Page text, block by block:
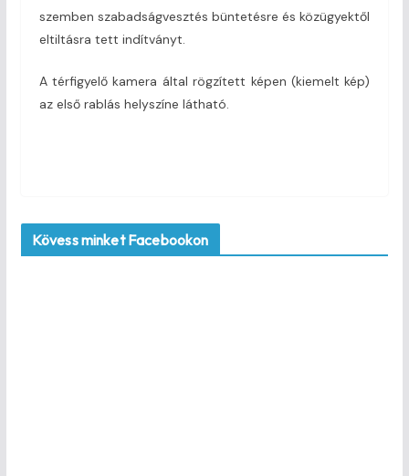
szemben szabadságvesztés büntetésre és közügyektől
eltiltásra tett indítványt.
A térfigyelő kamera által rögzített képen (kiemelt kép)
az első rablás helyszíne látható.
Kövess minket Facebookon